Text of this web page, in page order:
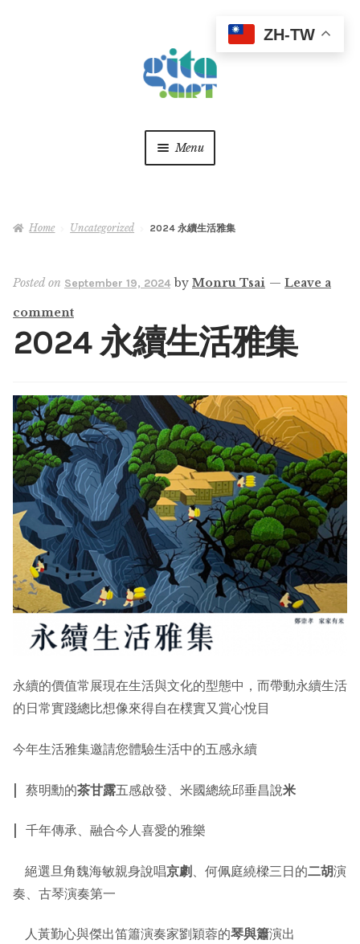
Menu
最新消息
作品精選
美學觀點
menu
Home Uncategorized 2024 永續生活雅集
Posted on September 19, 2024 by Monru Tsai — Leave a
comment
2024 永續生活雅集
永續的價值常展現在生活與文化的型態中，而帶動永續生活
的日常實踐總比想像來得自在樸實又賞心悅目
今年生活雅集邀請您體驗生活中的五感永續
| 蔡明勳的茶甘露五感啟發、米國總統邱垂昌說米
| 千年傳承、融合今人喜愛的雅樂
絕選旦角魏海敏親身說唱京劇 、何佩庭繞樑三日的二胡演
奏、古琴演奏第一
人黃勤心與傑出笛簫演奏家劉穎蓉的琴與簫演出
ZH-TW